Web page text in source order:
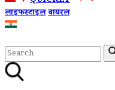
लाइफस्टाइलवायरल